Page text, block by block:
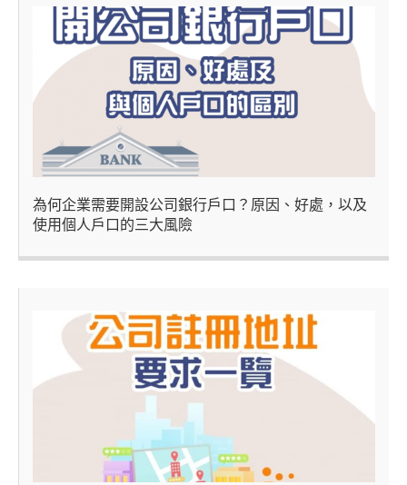
為何企業需要開設公司銀行戶口？原因、好處，以及
使用個人戶口的三大風險